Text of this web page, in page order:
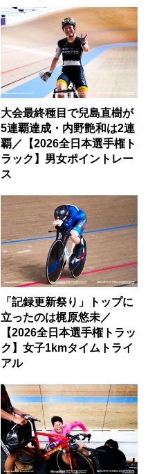
大会最終種目で兒島直樹が
5連覇達成・内野艶和は2連
覇／【2026全日本選手権ト
ラック】男女ポイントレー
ス
「記録更新祭り」トップに
立ったのは梶原悠未／
【2026全日本選手権トラッ
ク】女子1kmタイムトライ
アル